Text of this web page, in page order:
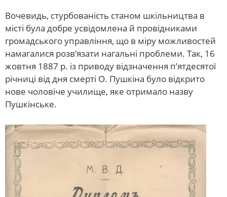
Вочевидь, стурбованість станом шкільництва в
місті була добре усвідомлена й провідниками
громадського управління, що в міру можливостей
намагалися розв’язати нагальні проблеми. Так, 16
жовтня 1887 р. із приводу відзначення п’ятдесятої
річниці від дня смерті О. Пушкіна було відкрито
нове чоловіче училище, яке отримало назву
Пушкінське.